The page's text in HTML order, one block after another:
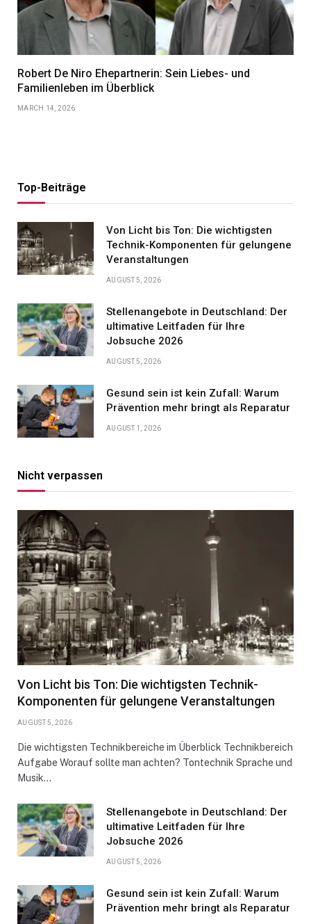
Robert De Niro Ehepartnerin: Sein Liebes- und
Familienleben im Überblick
MARCH 14, 2026
Top-Beiträge
Von Licht bis Ton: Die wichtigsten
Technik-Komponenten für gelungene
Veranstaltungen
AUGUST 5, 2026
Stellenangebote in Deutschland: Der
ultimative Leitfaden für Ihre
Jobsuche 2026
AUGUST 5, 2026
Gesund sein ist kein Zufall: Warum
Prävention mehr bringt als Reparatur
AUGUST 1, 2026
Nicht verpassen
Von Licht bis Ton: Die wichtigsten Technik-
Komponenten für gelungene Veranstaltungen
AUGUST 5, 2026
Die wichtigsten Technikbereiche im Überblick Technikbereich
Aufgabe Worauf sollte man achten? Tontechnik Sprache und
Musik…
Stellenangebote in Deutschland: Der
ultimative Leitfaden für Ihre
Jobsuche 2026
AUGUST 5, 2026
Gesund sein ist kein Zufall: Warum
Prävention mehr bringt als Reparatur